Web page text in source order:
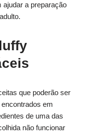
a preparação
que poderão ser
em
de uma das
não funcionar